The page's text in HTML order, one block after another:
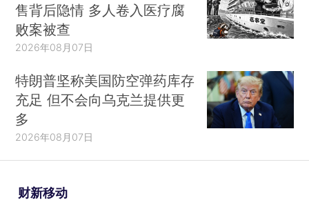
售背后隐情 多人卷入医疗腐
败案被查
2026年08月07日
特朗普坚称美国防空弹药库存
充足 但不会向乌克兰提供更
多
2026年08月07日
财新移动